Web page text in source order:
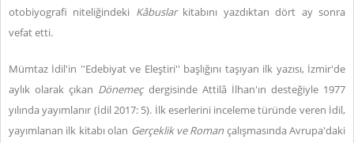
otobiyografi niteliğindeki Kâbuslarkitabını yazdıktan dört ay sonra
vefat etti.
Mümtaz İdil'in ''Edebiyat ve Eleştiri'' başlığını taşıyan ilk yazısı, İzmir'de
aylık olarak çıkan Dönemeçdergisinde Attilâ İlhan'ın desteğiyle 1977
yılında yayımlanır (İdil 2017: 5). İlk eserlerini inceleme türünde veren İdil,
yayımlanan ilk kitabı olan Gerçeklik ve Roman çalışmasında Avrupa'daki